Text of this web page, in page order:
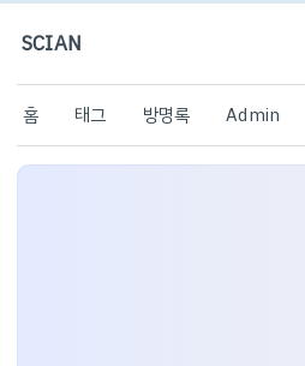
SCIAN
홈 태그 방명록 Admin